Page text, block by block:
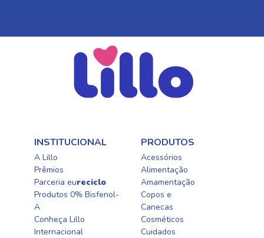
INSTITUCIONAL
A Lillo
Prêmios
Parceria eureciclo
Produtos 0% Bisfenol-
A
Conheça Lillo
Internacional
PRODUTOS
Acessórios
Alimentação
Amamentação
Copos e
Canecas
Cosméticos
Cuidados